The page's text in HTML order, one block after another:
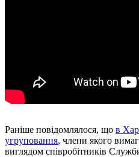
Раніше повідомлялося, що в
угруповання, члени якого
виглядом співробітників